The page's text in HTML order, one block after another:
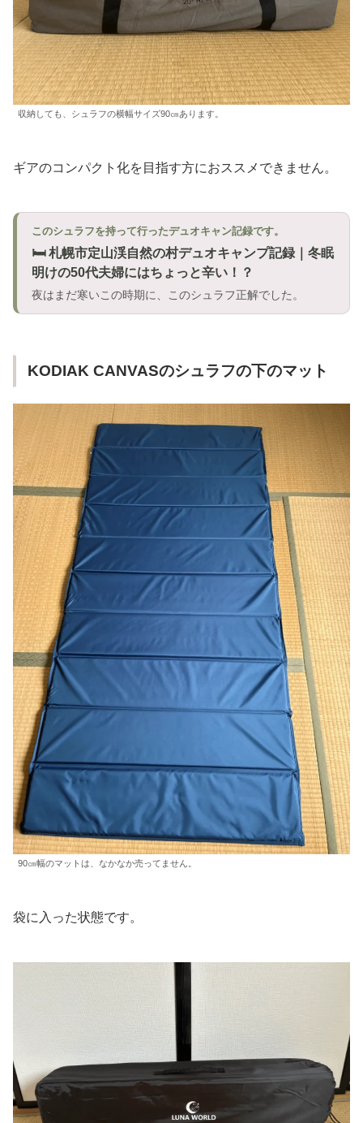
収納しても、シュラフの横幅サイズ90㎝あります。
ギアのコンパクト化を目指す方におススメできません。
このシュラフを持って行ったデュオキャン記録です。
🛏️ 札幌市定山渓自然の村デュオキャンプ記録｜冬眠
明けの50代夫婦にはちょっと辛い！？
夜はまだ寒いこの時期に、このシュラフ正解でした。
KODIAK CANVASのシュラフの下のマット
90㎝幅のマットは、なかなか売ってません。
袋に入った状態です。